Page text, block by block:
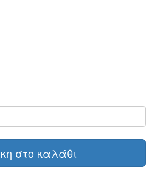
στο καλάθι